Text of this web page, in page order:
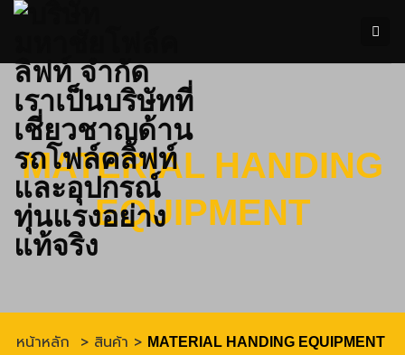
ข้าม
เนื้อหา
MATERIAL HANDING
EQUIPMENT
หน้าหลัก > สินค้า > MATERIAL HANDING EQUIPMENT